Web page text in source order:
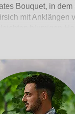
Bouquet, in dem
mit Anklängen
besticht er
unterstreicht. Der
mit einem
lebendiges und